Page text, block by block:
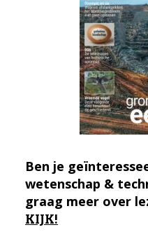
Ben je
wetenschap &
graag meer over
KIJK!